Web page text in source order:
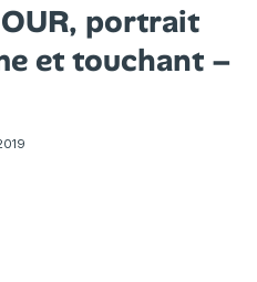
portrait
et touchant –